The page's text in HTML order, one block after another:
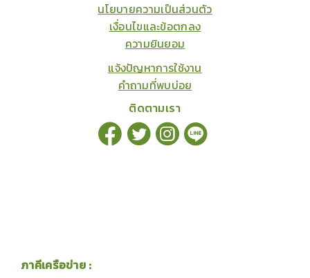
นโยบายความเป็นส่วนตัว
เงื่อนไขและข้อตกลง
ความยินยอม
แจ้งปัญหาการใช้งาน
คำถามที่พบบ่อย
ติดตามเรา
ภาคีเครือข่าย :